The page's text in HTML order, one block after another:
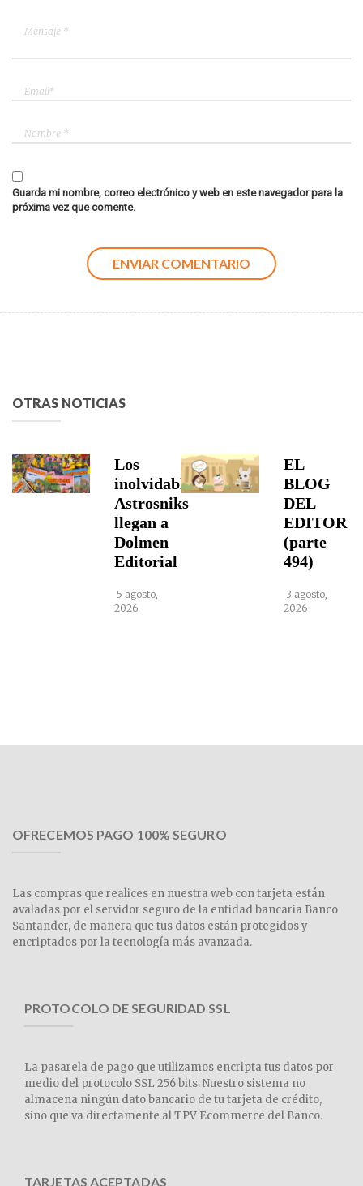
Guarda mi nombre, correo electrónico y web en este navegador para la
próxima vez que comente.
OTRAS NOTICIAS
Los
inolvidables
Astrosniks
llegan a
Dolmen
Editorial
5 agosto,
2026
EL
BLOG
DEL
EDITOR
(parte
494)
3 agosto,
2026
OFRECEMOS PAGO 100% SEGURO
Las compras que realices en nuestra web con tarjeta están
avaladas por el servidor seguro de la entidad bancaria Banco
Santander, de manera que tus datos están protegidos y
encriptados por la tecnología más avanzada.
PROTOCOLO DE SEGURIDAD SSL
La pasarela de pago que utilizamos encripta tus datos por
medio del protocolo SSL 256 bits. Nuestro sistema no
almacena ningún dato bancario de tu tarjeta de crédito,
sino que va directamente al TPV Ecommerce del Banco.
TARJETAS ACEPTADAS